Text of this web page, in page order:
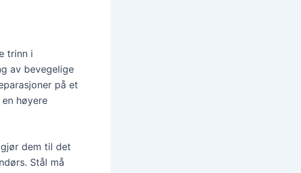
trinn i
av bevegelige
på et
høyere
dem til det
Stål må